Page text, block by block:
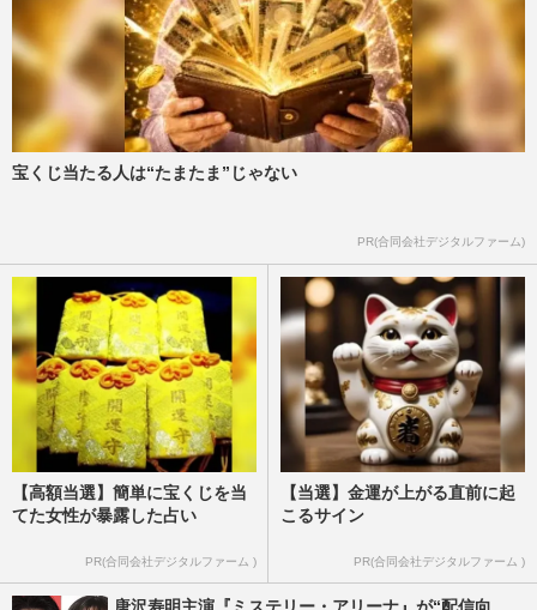
宝くじ当たる人は“たまたま”じゃない
PR(合同会社デジタルファーム)
【高額当選】簡単に宝くじを当
てた女性が暴露した占い
PR(合同会社デジタルファーム )
【当選】金運が上がる直前に起
こるサイン
PR(合同会社デジタルファーム )
唐沢寿明主演『ミステリー・アリーナ』が“配信向